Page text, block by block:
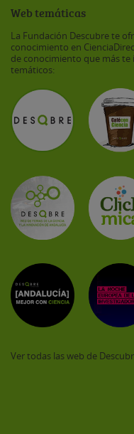
Web temáticas
La Fundación Descubre te
conocimiento en
de conocimiento que más
temáticos:
Ver todas las web de